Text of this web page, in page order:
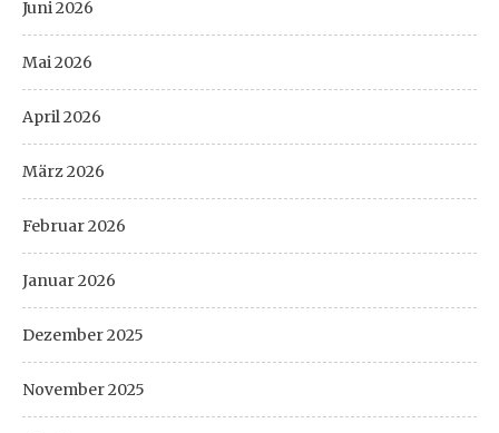
Juni 2026
Mai 2026
April 2026
März 2026
Februar 2026
Januar 2026
Dezember 2025
November 2025